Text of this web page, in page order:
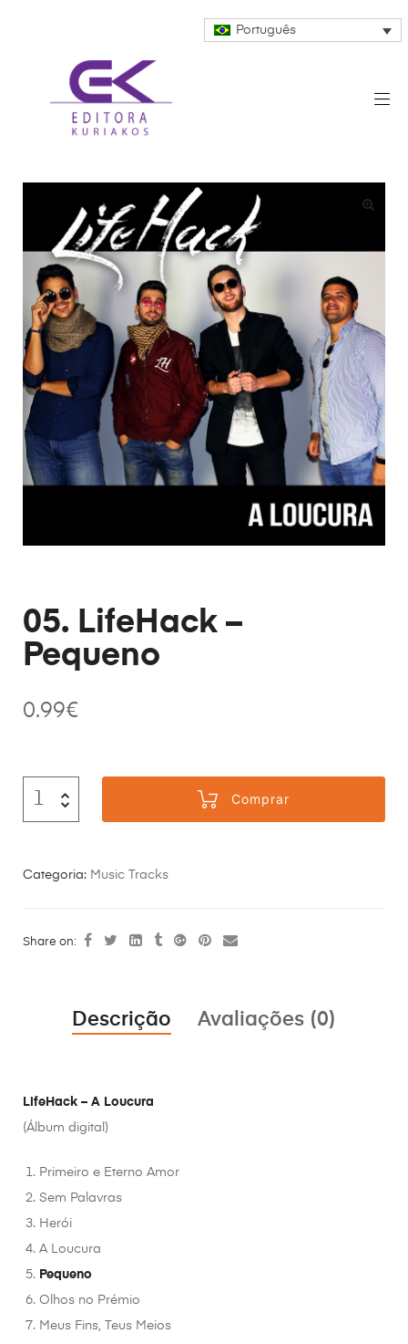
Português
05. LifeHack –
Pequeno
0.99€
Comprar
Categoria: Music Tracks
Share on:
Descrição Avaliações (0)
LifeHack – A Loucura
(Álbum digital)
Primeiro e Eterno Amor
Sem Palavras
Herói
A Loucura
Pequeno
Olhos no Prémio
Meus Fins, Teus Meios